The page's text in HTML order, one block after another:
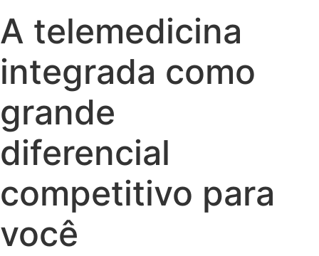
A telemedicina
integrada como
grande
diferencial
competitivo para
você